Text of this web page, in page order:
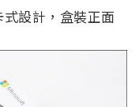
式設計，盒裝正面